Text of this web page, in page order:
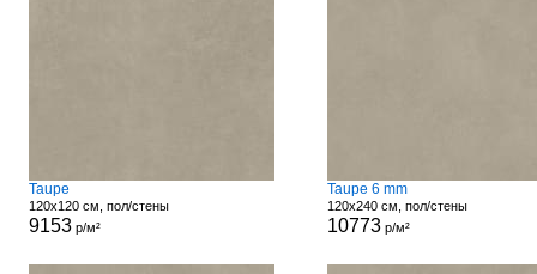
Taupe
120x120 см, пол/стены
9153р/м²
Taupe 6 mm
120x240 см, пол/стены
10773р/м²